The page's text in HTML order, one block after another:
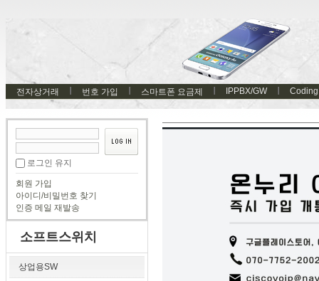
전자상거래 번호 가입 스마트폰 요금제 IPPBX/GW Coding
로그인 유지
회원 가입
아이디/비밀번호 찾기
인증 메일 재발송
소프트스위치
상업용SW